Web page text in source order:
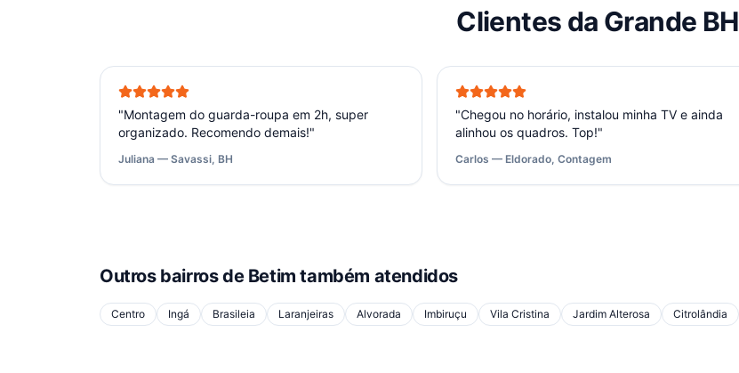
Clientes da Grande BH
"Montagem do guarda-roupa em 2h, super
organizado. Recomendo demais!"
Juliana — Savassi, BH
"Chegou no horário, instalou minha TV e ainda
alinhou os quadros. Top!"
Carlos — Eldorado, Contagem
Outros bairros de Betim também atendidos
Centro Ingá Brasileia Laranjeiras Alvorada Imbiruçu Vila Cristina Jardim Alterosa Citrolândia